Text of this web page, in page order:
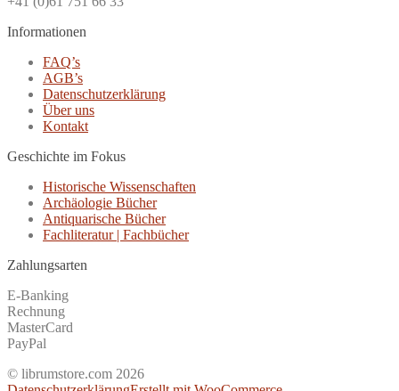
Informationen
FAQ’s
AGB’s
Datenschutzerklärung
Über uns
Kontakt
Geschichte im Fokus
Historische Wissenschaften
Archäologie Bücher
Antiquarische Bücher
Fachliteratur | Fachbücher
Zahlungsarten
E-Banking
Rechnung
MasterCard
PayPal
© librumstore.com 2026